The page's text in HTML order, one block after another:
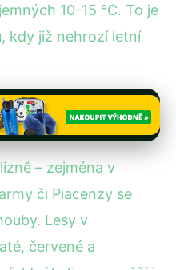
10-15 °C. To je
kdy již nehrozí letní
– zejména v
či Piacenzy se
Lesy v
červené a